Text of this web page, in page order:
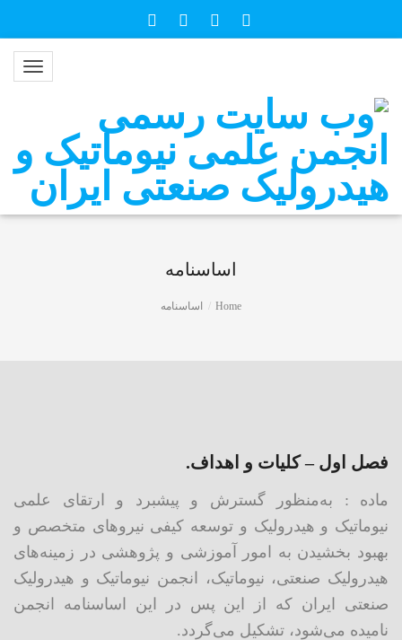
اساسنامه
Home اساسنامه
فصل اول – کلیات و اهداف.
ماده : به‌منظور گسترش و پیشبرد و ارتقای علمی
نیوماتیک و هیدرولیک و توسعه کیفی نیروهای متخصص و
بهبود بخشیدن به امور آموزشی و پژوهشی در زمینه‌های
هیدرولیک صنعتی، نیوماتیک، انجمن نیوماتیک و هیدرولیک
صنعتی ایران که از این پس در این اساسنامه انجمن
نامیده می‌شود، تشکیل می‌گردد.